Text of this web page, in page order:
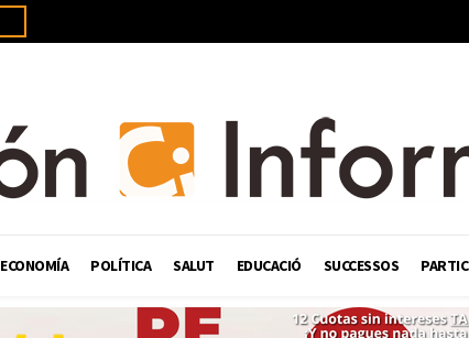
ECONOMÍA POLÍTICA SALUT EDUCACIÓ SUCCESSOS